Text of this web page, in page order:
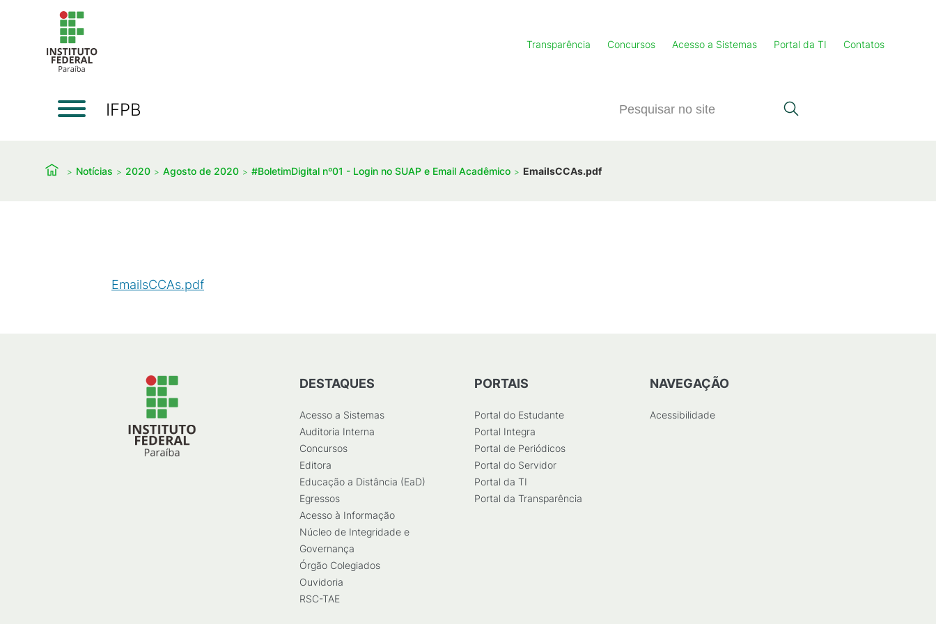
Transparência Concursos Acesso a Sistemas Portal da TI Contatos
IFPB
Notícias 2020 Agosto de 2020 #BoletimDigital nº01 - Login no SUAP e Email Acadêmico EmailsCCAs.pdf
EmailsCCAs.pdf
DESTAQUES
Acesso a Sistemas
Auditoria Interna
Concursos
Editora
Educação a Distância (EaD)
Egressos
Acesso à Informação
Núcleo de Integridade e
Governança
Órgão Colegiados
Ouvidoria
RSC-TAE
PORTAIS
Portal do Estudante
Portal Integra
Portal de Periódicos
Portal do Servidor
Portal da TI
Portal da Transparência
NAVEGAÇÃO
Acessibilidade